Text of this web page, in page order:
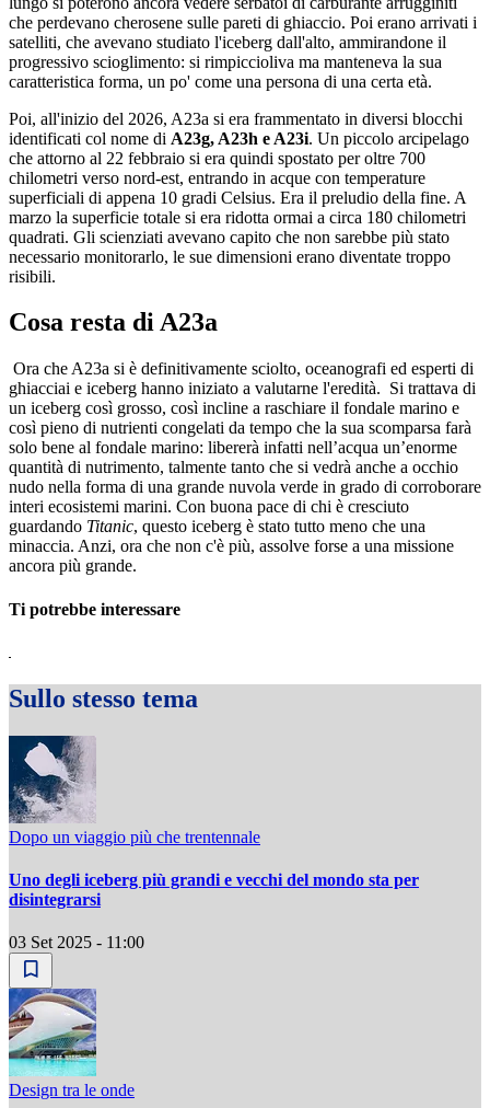
che perdevano cherosene sulle pareti di ghiaccio. Poi erano arrivati i
satelliti, che avevano studiato l'iceberg dall'alto, ammirandone il
progressivo scioglimento: si rimpiccioliva ma manteneva la sua
caratteristica forma, un po' come una persona di una certa età.
Poi, all'inizio del 2026, A23a si era frammentato in diversi blocchi
identificati col nome di A23g, A23h e A23i. Un piccolo arcipelago
che attorno al 22 febbraio si era quindi spostato per oltre 700
chilometri verso nord-est, entrando in acque con temperature
superficiali di appena 10 gradi Celsius. Era il preludio della fine. A
marzo la superficie totale si era ridotta ormai a circa 180 chilometri
quadrati. Gli scienziati avevano capito che non sarebbe più stato
necessario monitorarlo, le sue dimensioni erano diventate troppo
risibili.
Cosa resta di A23a
Ora che A23a si è definitivamente sciolto, oceanografi ed esperti di
ghiacciai e iceberg hanno iniziato a valutarne l'eredità. Si trattava di
un iceberg così grosso, così incline a raschiare il fondale marino e
così pieno di nutrienti congelati da tempo che la sua scomparsa farà
solo bene al fondale marino: libererà infatti nell’acqua un’enorme
quantità di nutrimento, talmente tanto che si vedrà anche a occhio
nudo nella forma di una grande nuvola verde in grado di corroborare
interi ecosistemi marini. Con buona pace di chi è cresciuto
guardando Titanic, questo iceberg è stato tutto meno che una
minaccia. Anzi, ora che non c'è più, assolve forse a una missione
ancora più grande.
Ti potrebbe interessare
Sullo stesso tema
Dopo un viaggio più che trentennale
Uno degli iceberg più grandi e vecchi del mondo sta per
disintegrarsi
03 Set 2025 - 11:00
Design tra le onde